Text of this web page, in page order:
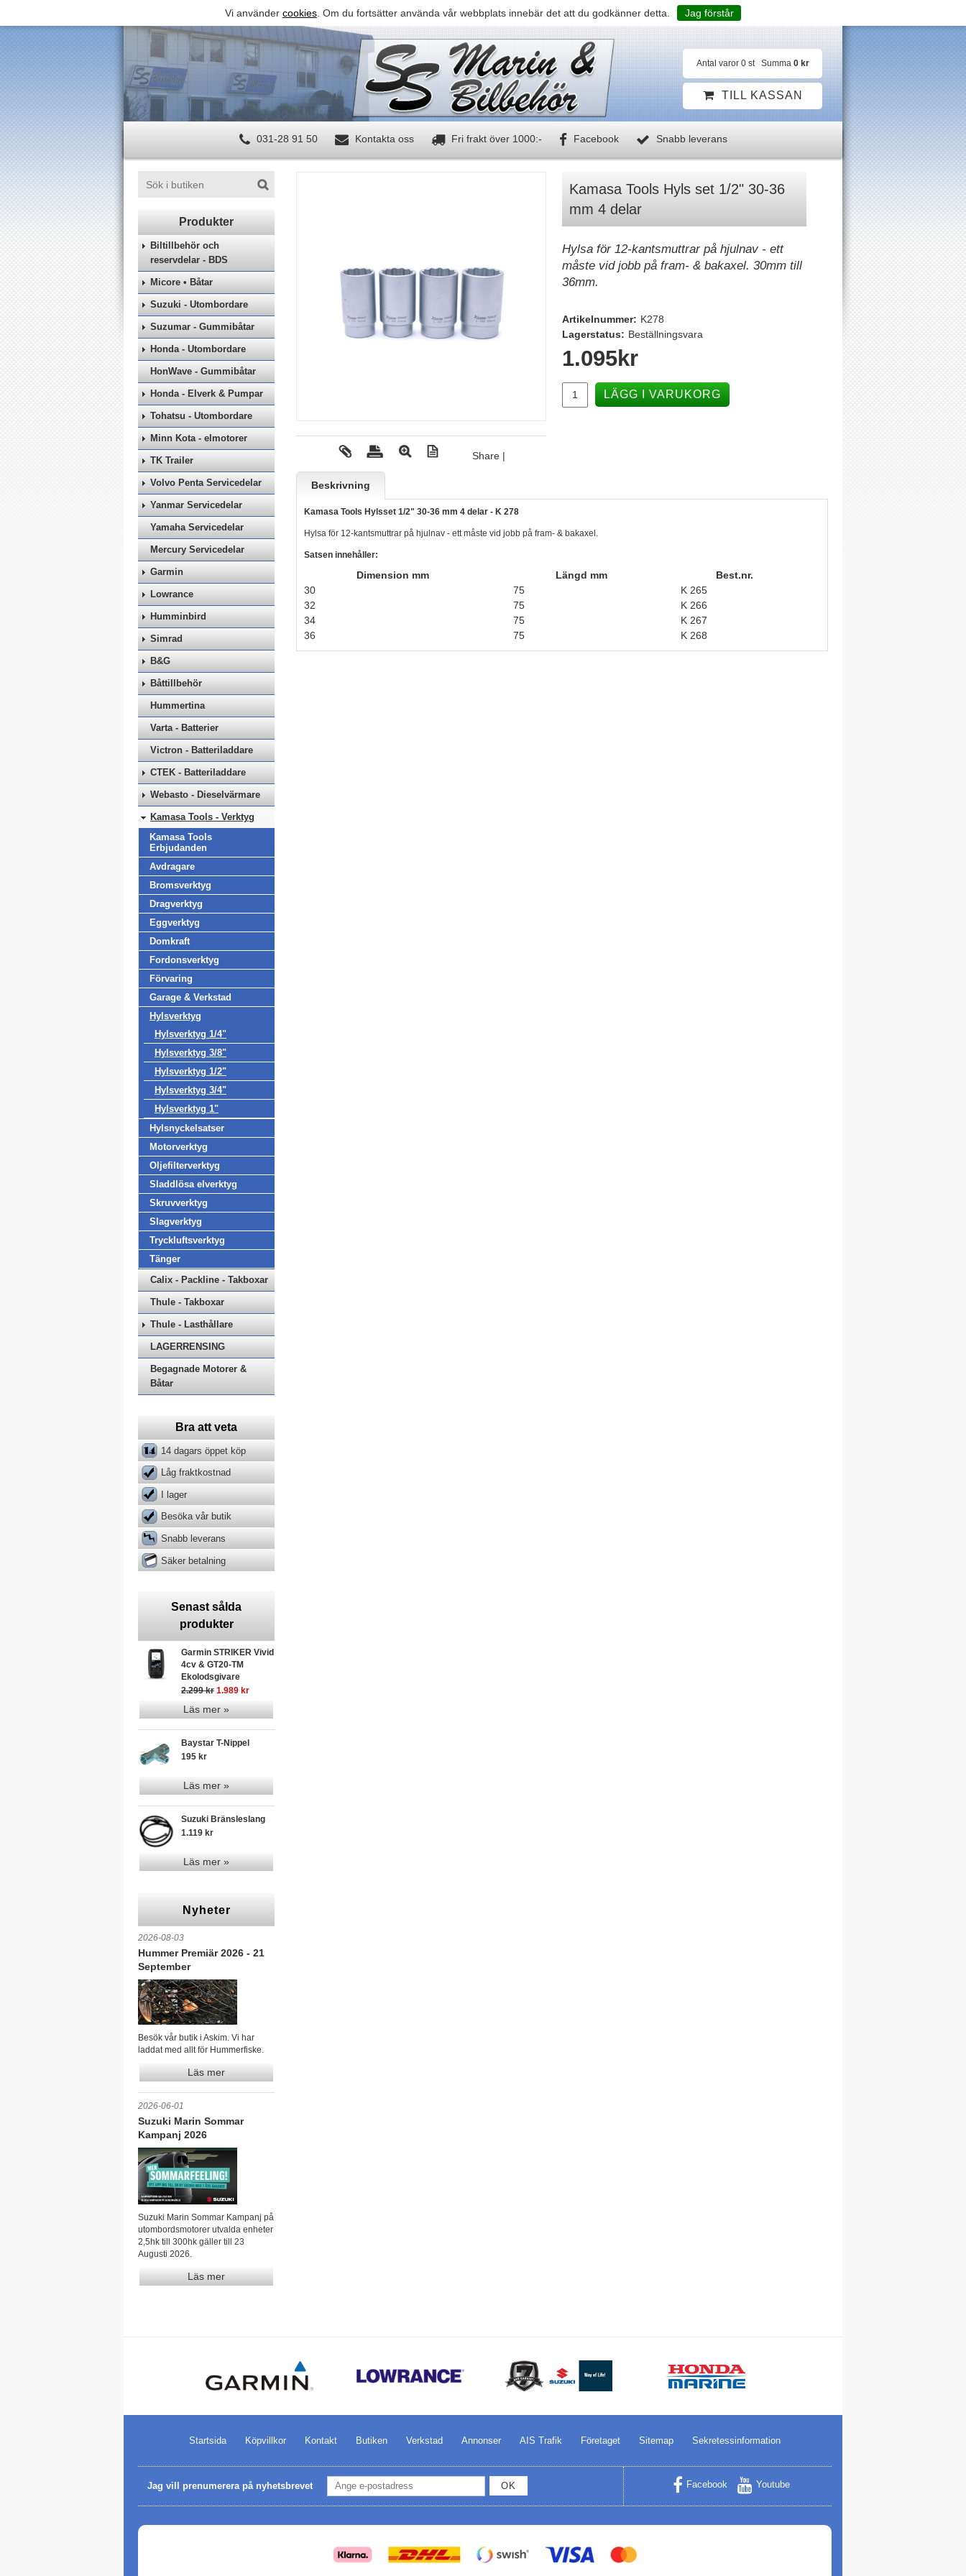
Vi använder cookies. Om du fortsätter använda vår webbplats innebär det att du godkänner detta. Jag förstår
Antal varor 0 st Summa 0 kr
TILL KASSAN
031-28 91 50 Kontakta oss Fri frakt över 1000:- Facebook Snabb leverans
Biltillbehör och
reservdelar - BDS
Micore • Båtar
Suzuki - Utombordare
Suzumar - Gummibåtar
Honda - Utombordare
HonWave - Gummibåtar
Honda - Elverk & Pumpar
Tohatsu - Utombordare
Minn Kota - elmotorer
TK Trailer
Volvo Penta Servicedelar
Yanmar Servicedelar
Yamaha Servicedelar
Mercury Servicedelar
Garmin
Lowrance
Humminbird
Simrad
B&G
Båttillbehör
Hummertina
Varta - Batterier
Victron - Batteriladdare
CTEK - Batteriladdare
Webasto - Dieselvärmare
Kamasa Tools - Verktyg
Kamasa Tools
Erbjudanden
Avdragare
Bromsverktyg
Dragverktyg
Eggverktyg
Domkraft
Fordonsverktyg
Förvaring
Garage & Verkstad
Hylsverktyg
Hylsverktyg 1/4"
Hylsverktyg 3/8"
Hylsverktyg 1/2"
Hylsverktyg 3/4"
Hylsverktyg 1"
Hylsnyckelsatser
Motorverktyg
Oljefilterverktyg
Sladdlösa elverktyg
Skruvverktyg
Slagverktyg
Tryckluftsverktyg
Tänger
Calix - Packline - Takboxar
Thule - Takboxar
Thule - Lasthållare
LAGERRENSING
Begagnade Motorer &
Båtar
Bra att veta
14 dagars öppet köp
Låg fraktkostnad
I lager
Besöka vår butik
Snabb leverans
Säker betalning
Share |
Kamasa Tools Hyls set 1/2" 30-36
mm 4 delar
Hylsa för 12-kantsmuttrar på hjulnav - ett
måste vid jobb på fram- & bakaxel. 30mm till
36mm.
Artikelnummer: K278
Lagerstatus: Beställningsvara
1.095kr
LÄGG I VARUKORG
Beskrivning
Kamasa Tools Hylsset 1/2" 30-36 mm 4 delar - K 278
Hylsa för 12-kantsmuttrar på hjulnav - ett måste vid jobb på fram- & bakaxel.
Satsen innehåller:
Dimension mm Längd mm
Best.nr.
30
75
K 265
32
75
K 266
34
75
K 267
36
75 K 268
Senast sålda
produkter
Garmin STRIKER Vivid
4cv & GT20-TM
Ekolodsgivare
2.299 kr 1.989 kr
Läs mer »
Baystar T-Nippel
195 kr
Läs mer »
Suzuki Bränsleslang
1.119 kr
Läs mer »
Nyheter
2026-08-03
Hummer Premiär 2026 - 21
September
Besök vår butik i Askim. Vi har
laddat med allt för Hummerfiske.
Läs mer
2026-06-01
Suzuki Marin Sommar
Kampanj 2026
Suzuki Marin Sommar Kampanj på
utombordsmotorer utvalda enheter
2,5hk till 300hk gäller till 23
Augusti 2026.
Läs mer
Startsida Köpvillkor Kontakt Butiken Verkstad Annonser AIS Trafik Företaget Sitemap Sekretessinformation
Jag vill prenumerera på nyhetsbrevet OK Facebook Youtube